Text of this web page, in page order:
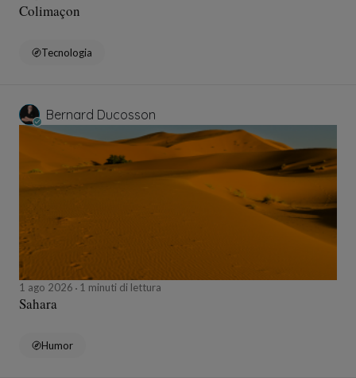
Colimaçon
Tecnologia
Bernard Ducosson
1 ago 2026 1 minuti di lettura
Sahara
Humor